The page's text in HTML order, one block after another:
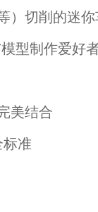
）切削的迷你
型制作爱好
美结合
准